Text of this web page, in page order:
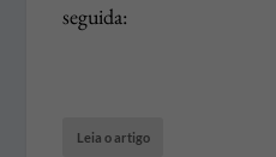
seguida:
Leia o artigo